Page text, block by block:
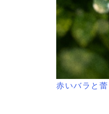
赤いバラと蕾